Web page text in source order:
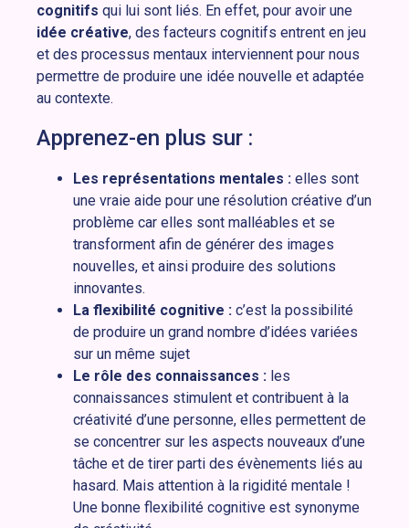
cognitifs qui lui sont liés. En effet, pour avoir une
idée créative, des facteurs cognitifs entrent en jeu
et des processus mentaux interviennent pour nous
permettre de produire une idée nouvelle et adaptée
au contexte.
Apprenez-en plus sur :
Les représentations mentales : elles sont
une vraie aide pour une résolution créative d’un
problème car elles sont malléables et se
transforment afin de générer des images
nouvelles, et ainsi produire des solutions
innovantes.
La flexibilité cognitive : c’est la possibilité
de produire un grand nombre d’idées variées
sur un même sujet
Le rôle des connaissances : les
connaissances stimulent et contribuent à la
créativité d’une personne, elles permettent de
se concentrer sur les aspects nouveaux d’une
tâche et de tirer parti des évènements liés au
hasard. Mais attention à la rigidité mentale !
Une bonne flexibilité cognitive est synonyme